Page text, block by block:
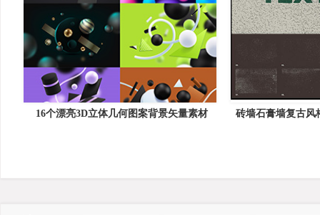
16个漂亮3D立体几何图案背景矢量素材 砖墙石膏墙复古风